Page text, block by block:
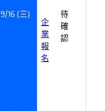
9/16 (三)
企
業
報
名
待
確
認